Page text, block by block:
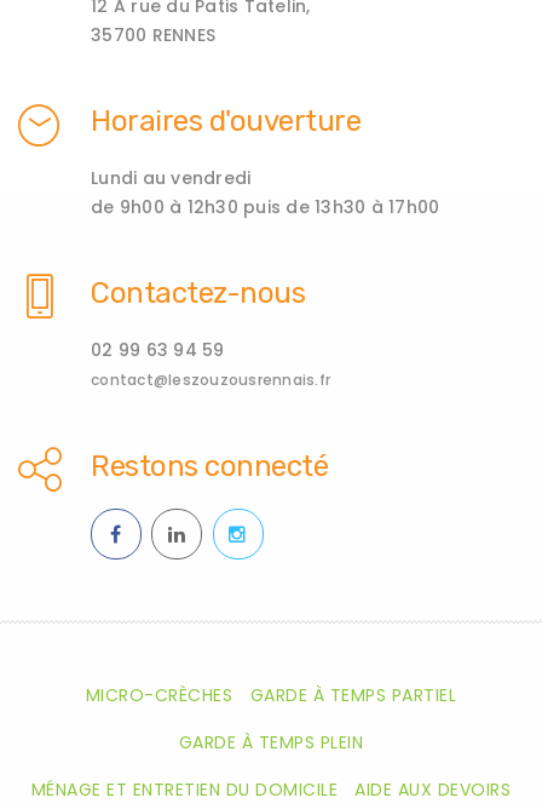
12 A rue du Patis Tatelin,
35700 RENNES
Horaires d'ouverture
Lundi au vendredi
de 9h00 à 12h30 puis de 13h30 à 17h00
Contactez-nous
02 99 63 94 59
contact@leszouzousrennais.fr
Restons connecté
MICRO-CRÈCHES
GARDE À TEMPS PARTIEL
GARDE À TEMPS PLEIN
MÉNAGE ET ENTRETIEN DU DOMICILE
AIDE AUX DEVOIRS